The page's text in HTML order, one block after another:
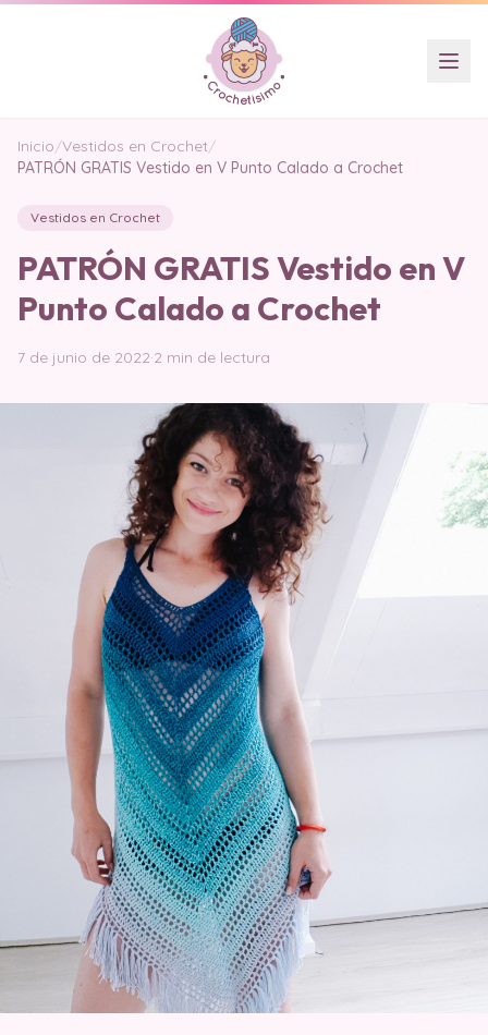
Inicio/Vestidos en Crochet/
PATRÓN GRATIS Vestido en V Punto Calado a Crochet
Vestidos en Crochet
PATRÓN GRATIS Vestido en V
Punto Calado a Crochet
7 de junio de 2022·2 min de lectura